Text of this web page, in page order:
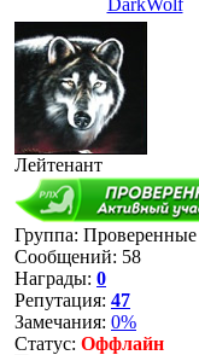
DarkWolf
Лейтенант
Группа: Проверенные
Сообщений: 58
Награды: 0
Репутация: 47
Замечания: 0%
Статус: Оффлайн